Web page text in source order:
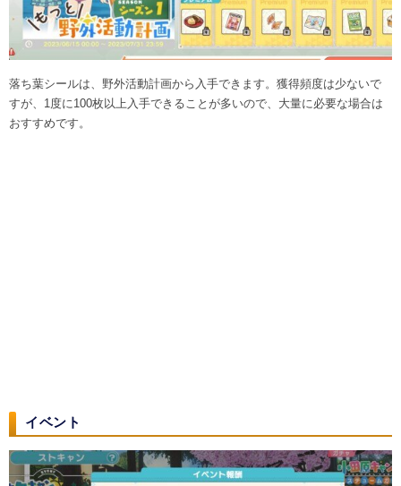
落ち葉シールは、野外活動計画から入手できます。獲得頻度は少ないで
すが、1度に100枚以上入手できることが多いので、大量に必要な場合は
おすすめです。
イベント